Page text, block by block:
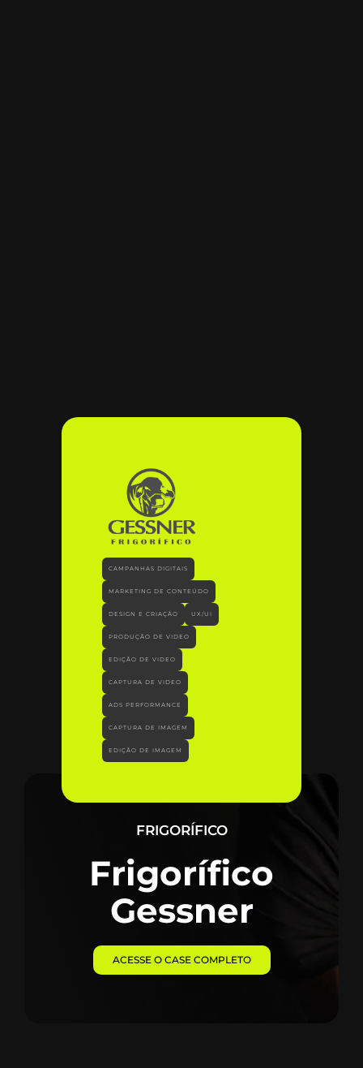
CAMPANHAS DIGITAIS
MARKETING DE CONTEÚDO
DESIGN E CRIAÇÃO UX/UI
PRODUÇÃO DE VIDEO
EDIÇÃO DE VIDEO
CAPTURA DE VIDEO
ADS PERFORMANCE
CAPTURA DE IMAGEM
EDIÇÃO DE IMAGEM
FRIGORÍFICO
Frigorífico
Gessner
ACESSE O CASE COMPLETO